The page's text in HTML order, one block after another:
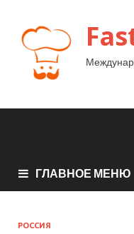
ГЛАВНОЕ МЕНЮ
РОССИЯ